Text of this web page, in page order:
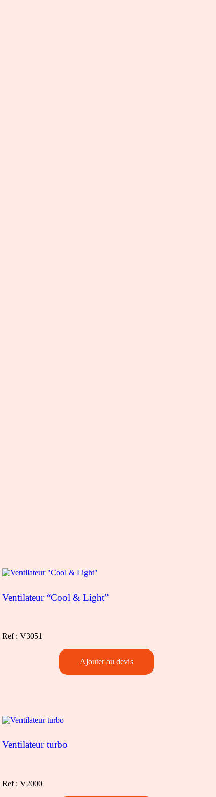
Ventilateur “Cool & Light”
Ref : V3051
Ajouter au devis
Ventilateur turbo
Ref : V2000